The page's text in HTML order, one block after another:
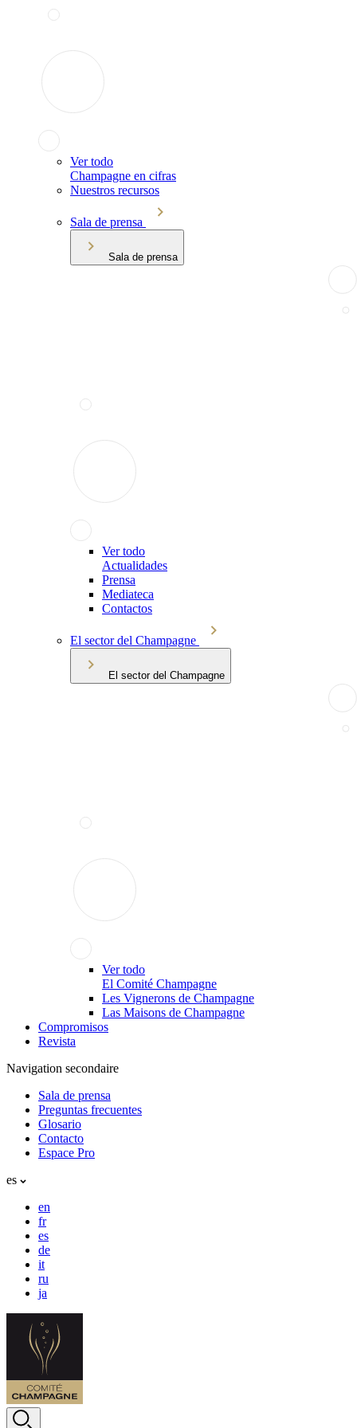
Ver todo
Champagne en cifras
Nuestros recursos
Sala de prensa
Sala de prensa
Ver todo
Actualidades
Prensa
Mediateca
Contactos
El sector del Champagne
El sector del Champagne
Ver todo
El Comité Champagne
Les Vignerons de Champagne
Las Maisons de Champagne
Compromisos
Revista
Navigation secondaire
Sala de prensa
Preguntas frecuentes
Glosario
Contacto
Espace Pro
es
en
fr
es
de
it
ru
ja